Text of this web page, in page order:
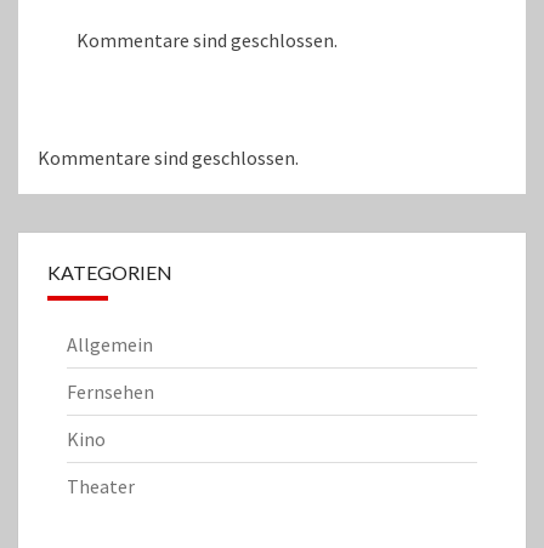
Kommentare sind geschlossen.
Kommentare sind geschlossen.
KATEGORIEN
Allgemein
Fernsehen
Kino
Theater